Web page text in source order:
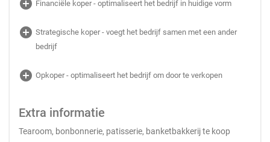
add_circle Financiële koper - optimaliseert het bedrijf in huidige vorm
add_circle Strategische koper - voegt het bedrijf samen met een ander
bedrijf
add_circle Opkoper - optimaliseert het bedrijf om door te verkopen
Extra informatie
Tearoom, bonbonnerie, patisserie, banketbakkerij te koop